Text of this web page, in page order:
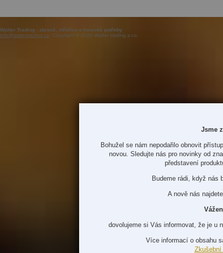
Walter Trading - zbraně, střelivo a lovecké potřeby
info@waltertrading.cz , Copyright © 2026 Walter trading s.r.o.
Jsme
Bohužel se nám nepodařilo obnovit
novou. Sledujte nás pro novinky od
představení
Budeme rádi, když nás
A nově nás
dovolujeme si Vás informovat, že je u
Více informací o obsahu
Zkušební